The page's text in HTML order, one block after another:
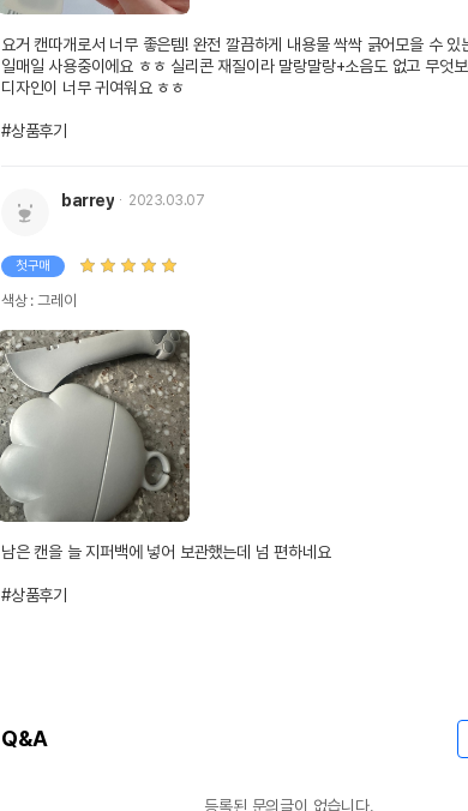
요거 캔따개로서 너무 좋은템! 완전 깔끔하게 내용물 싹싹 긁어모을 수 있
일매일 사용중이에요 ㅎㅎ 실리콘 재질이라 말랑말랑+소음도 없고 무엇
디자인이 너무 귀여워요 ㅎㅎ
#상품후기
barrey 2023.03.07
첫구매
색상 : 그레이
남은 캔을 늘 지퍼백에 넣어 보관했는데 넘 편하네요
#상품후기
Q&A
등록된 문의글이 없습니다.